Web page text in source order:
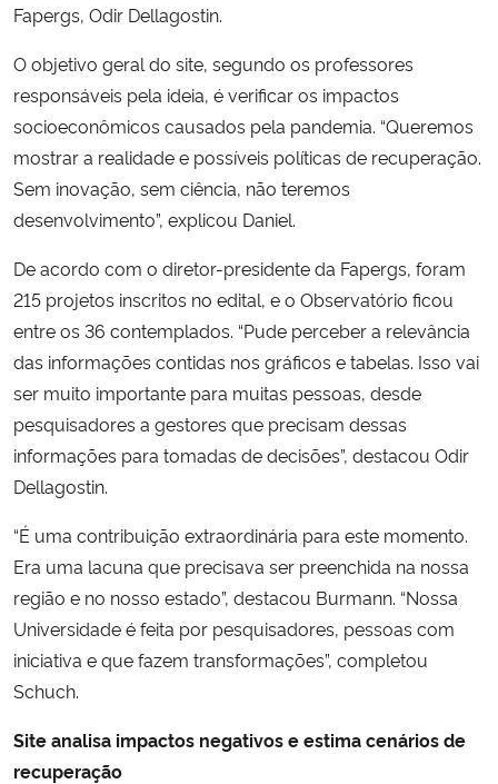
Advocacia-Geral da União
Banco Central do Brasil
Planalto
Fapergs, Odir Dellagostin.
O objetivo geral do site, segundo os professores
responsáveis pela ideia, é verificar os impactos
socioeconômicos causados pela pandemia. “Queremos
mostrar a realidade e possíveis políticas de recuperação.
Sem inovação, sem ciência, não teremos
desenvolvimento”, explicou Daniel.
De acordo com o diretor-presidente da Fapergs, foram
215 projetos inscritos no edital, e o Observatório ficou
entre os 36 contemplados. “Pude perceber a relevância
das informações contidas nos gráficos e tabelas. Isso vai
ser muito importante para muitas pessoas, desde
pesquisadores a gestores que precisam dessas
informações para tomadas de decisões”, destacou Odir
Dellagostin.
“É uma contribuição extraordinária para este momento.
Era uma lacuna que precisava ser preenchida na nossa
região e no nosso estado”, destacou Burmann. “Nossa
Universidade é feita por pesquisadores, pessoas com
iniciativa e que fazem transformações”, completou
Schuch.
Site analisa impactos negativos e estima cenários de
recuperação